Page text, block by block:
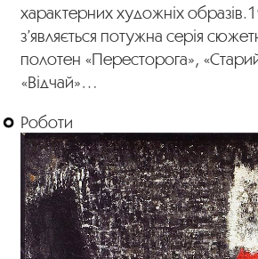
характерних художніх
з’являється потужна серія
полотен «Пересторога»,
«Відчай»…
Роботи